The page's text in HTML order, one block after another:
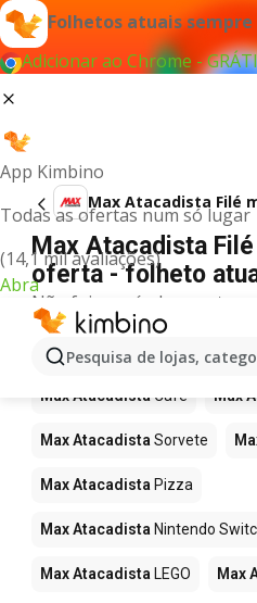
Folhetos atuais sempre
Adicionar ao Chrome -
App Kimbino
Todas as ofertas num só lugar
(14,1 mil avaliações)
Abra
Pesquisa de lojas,
Max Atacadista Filé
Max Atacadista
oferta - folheto
Não foi possível encontrar
para este termo.
Mais produtos em
Max Atacadista Café Max
Max Atacadista Sorvete
Max Atacadista Pizza
Max Atacadista Nintendo
Max Atacadista LEGO Max